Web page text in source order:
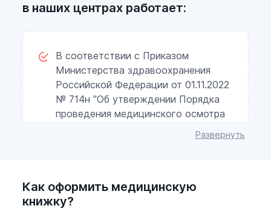
в наших центрах работает:
В соответствии с Приказом
Министерства здравоохранения
Российской Федерации от 01.11.2022
№ 714н "Об утверждении Порядка
проведения медицинского осмотра
противопоказаний к работе на
наличия в организме человека
наркотических средств,
Развернуть
Как оформить медицинскую
книжку?